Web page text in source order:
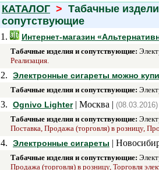
КАТАЛОГ > Табачные
сопутствующие
1. Интернет-магазин
Табачные изделия и сопутствующие:
Реализация.
2. Электронные сигареты можно
Табачные изделия и сопутствующие:
3. Ognivo Lighter| Москва | (08.03.2016)
Табачные изделия и сопутствующие:
Поставка, Продажа (торговля) в розницу,
4. Электронные сигареты |
Табачные изделия и сопутствующие:
Продажа (торговля) в розницу, Торговля